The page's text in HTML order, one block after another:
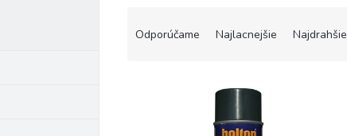
aOdporúčame Najlacnejšie Najdrahšie